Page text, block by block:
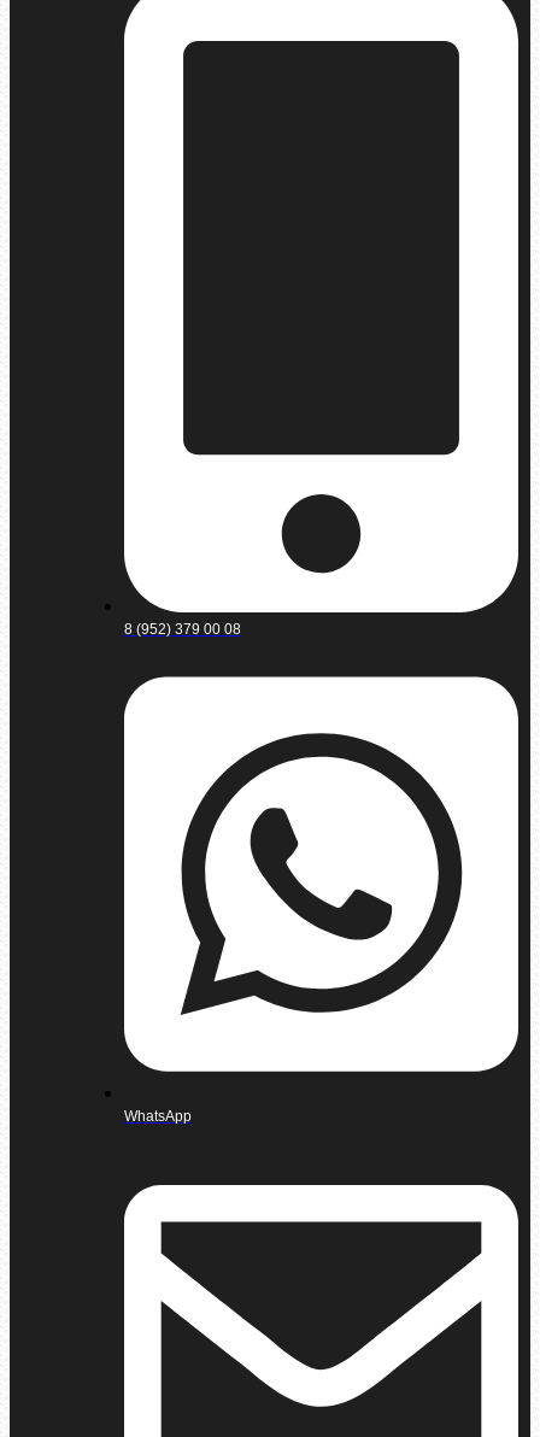
8 (952) 379 00 08
WhatsApp